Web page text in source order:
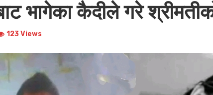
भागेका कैदीले गरे
123 Views